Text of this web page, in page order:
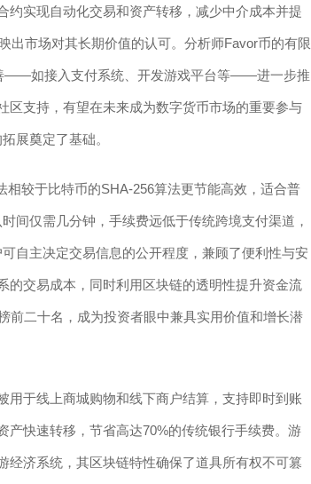
实现自动化交易和资产转移，减少中介成本并提
出市场对其长期价值的认可。分析师Favor币的有限
——如接入支付系统、开发游戏平台等——进一步推
区支持，有望在未来成为数字货币市场的重要参与
展奠定了基础。
较于比特币的SHA-256算法更节能高效，适合普
间仅需几分钟，手续费远低于传统跨境支付渠道，
自主决定交易信息的公开程度，兼顾了便利性与安
的交易成本，同时利用区块链的透明性提升资金流
前二十名，成为投资者眼中兼具实用价值和增长潜
于线上商城购物和线下商户结算，支持即时到账
产快速转移，节省高达70%的传统银行手续费。游
经济系统，其区块链特性确保了道具所有权不可篡